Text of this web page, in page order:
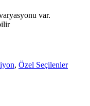
var.
, Özel Seçilenler